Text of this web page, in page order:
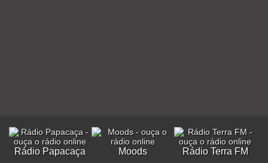
Rádio Papacaça Moods Rádio Terra FM